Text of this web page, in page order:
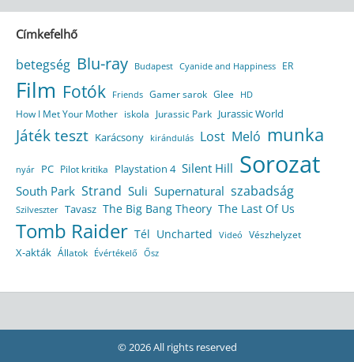
Címkefelhő
betegség Blu-ray Budapest Cyanide and Happiness ER
Film Fotók Friends Gamer sarok Glee HD
How I Met Your Mother iskola Jurassic Park Jurassic World
Játék teszt Karácsony kirándulás Lost Meló munka
nyár PC Pilot kritika Playstation 4 Silent Hill Sorozat
South Park Strand Suli Supernatural szabadság
Szilveszter Tavasz The Big Bang Theory The Last Of Us
Tomb Raider Tél Uncharted Videó Vészhelyzet
X-akták Állatok Évértékelő Ősz
© 2026 All rights reserved